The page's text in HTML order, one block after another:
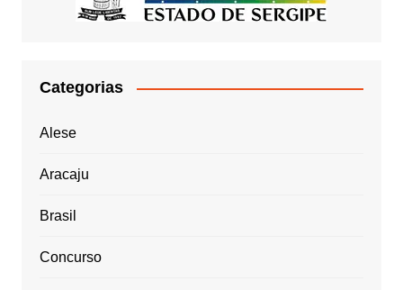
Categorias
Alese
Aracaju
Brasil
Concurso